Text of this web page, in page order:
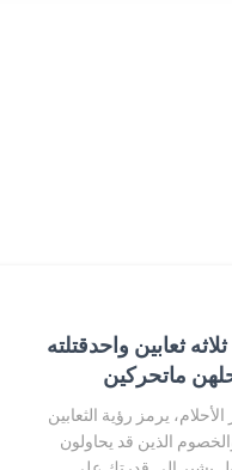
ثعابين واحدقتلته
ماتحركين
يرمز رؤية الثعابين
الذين قد يحاولون